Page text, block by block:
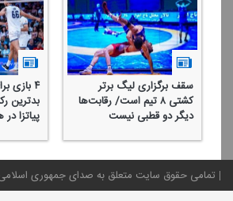
سقف برگزاری لیگ برتر
كشتی ۸ تیم است/ رقابت‌ها
دیگر دو قطبی نیست
۴ بازی
بدترین
پیاتزا
تمامی حقوق سایت متعلق به صدای جمهوری